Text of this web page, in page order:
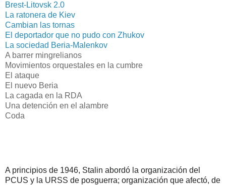
Brest-Litovsk 2.0
La ratonera de Kiev
Cambian las tornas
El deportador que no pudo con Zhukov
La sociedad Beria-Malenkov
A barrer mingrelianos
Movimientos orquestales en la cumbre
El ataque
El nuevo Beria
La cagada en la RDA
Una detención en el alambre
Coda
A principios de 1946, Stalin abordó la organización del
PCUS y la URSS de posguerra; organización que afectó, de